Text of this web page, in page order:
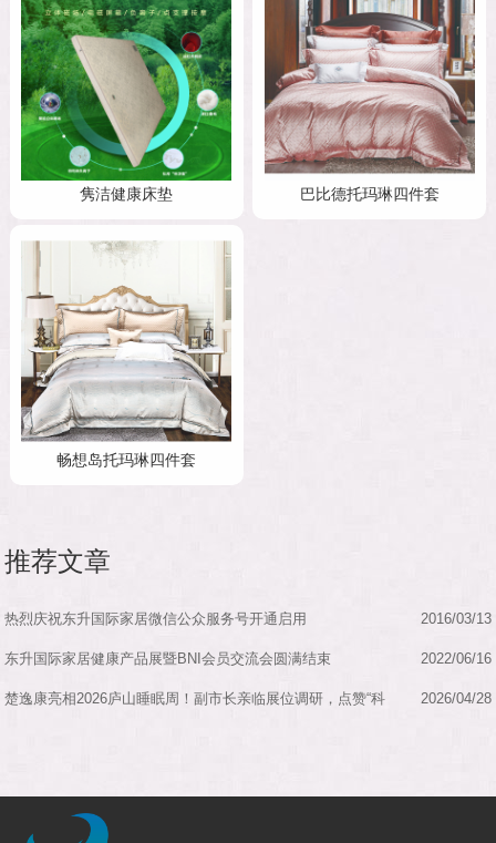
隽洁健康床垫 巴比德托玛琳四件套
畅想岛托玛琳四件套
推荐文章
热烈庆祝东升国际家居微信公众服务号开通启用 2016/03/13
东升国际家居健康产品展暨BNI会员交流会圆满结束 2022/06/16
楚逸康亮相2026庐山睡眠周！副市长亲临展位调研，点赞“科 2026/04/28